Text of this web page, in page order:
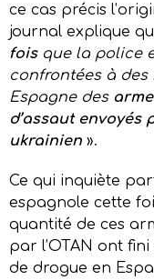
ce cas précis
journal explique
foisque la police
confrontées à des
Espagne des
d’assaut envoyés
ukrainien ».
Ce qui inquiète
espagnole cette
quantité de ces
par l’OTAN ont
de drogue en